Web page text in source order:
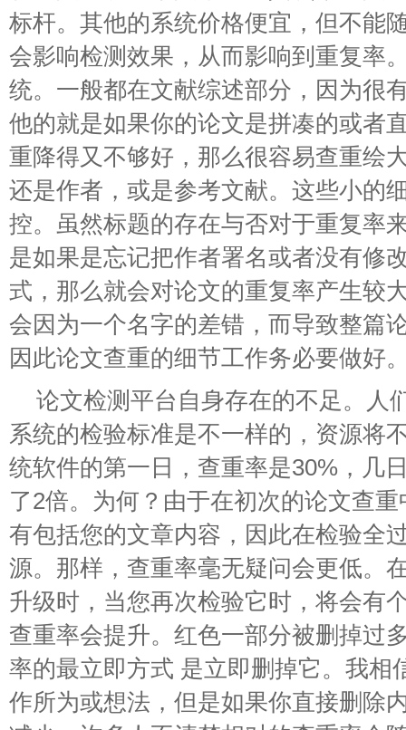
标杆。其他的系统价格便宜，但不能
会影响检测效果，从而影响到重复率
统。一般都在文献综述部分，因为很
他的就是如果你的论文是拼凑的或者
重降得又不够好，那么很容易查重绘
还是作者，或是参考文献。这些小的
控。虽然标题的存在与否对于重复率
是如果是忘记把作者署名或者没有修
式，那么就会对论文的重复率产生较
会因为一个名字的差错，而导致整篇
因此论文查重的细节工作务必要做好
论文检测平台自身存在的不足。人
系统的检验标准是不一样的，资源将
统软件的第一日，查重率是30%，几
了2倍。为何？由于在初次的论文查
有包括您的文章内容，因此在检验全
源。那样，查重率毫无疑问会更低。
升级时，当您再次检验它时，将会有
查重率会提升。红色一部分被删掉过
率的最立即方式 是立即删掉它。我相
作所为或想法，但是如果你直接删除